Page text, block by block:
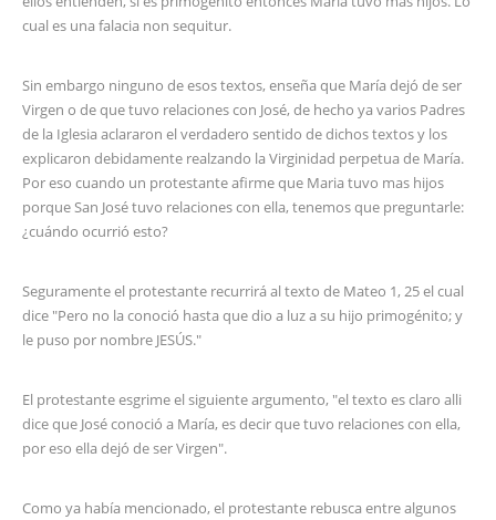
cual es una falacia non sequitur.
Sin embargo ninguno de esos textos, enseña que María dejó de ser
Virgen o de que tuvo relaciones con José, de hecho ya varios Padres
de la Iglesia aclararon el verdadero sentido de dichos textos y los
explicaron debidamente realzando la Virginidad perpetua de María.
Por eso cuando un protestante afirme que Maria tuvo mas hijos
porque San José tuvo relaciones con ella, tenemos que preguntarle:
¿cuándo ocurrió esto?
Seguramente el protestante recurrirá al texto de Mateo 1, 25 el cual
dice "Pero no la conoció hasta que dio a luz a su hijo primogénito; y
le puso por nombre JESÚS."
El protestante esgrime el siguiente argumento, "el texto es claro alli
dice que José conoció a María, es decir que tuvo relaciones con ella,
por eso ella dejó de ser Virgen".
Como ya había mencionado, el protestante rebusca entre algunos